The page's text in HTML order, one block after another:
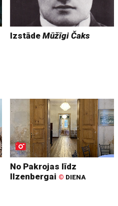
IzstādeMūžīgi Čaks
No Pakrojas līdz
Ilzenbergai © DIENA